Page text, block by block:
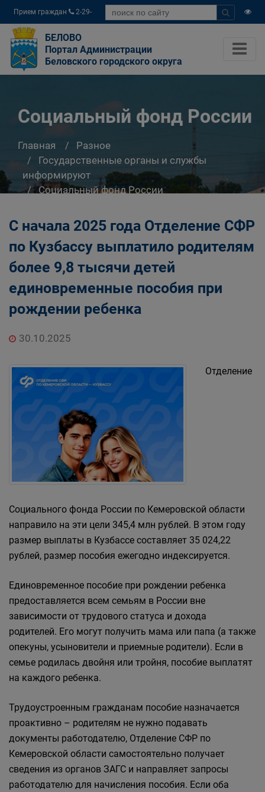
Прием граждан
2-29-
04
БЕЛОВО
Портал Администрации
Беловского городского округа
Социальный фонд России
Главная
Разное
Государственные органы и службы
информируют
Социальный фонд России
С начала 2025 года Отделение СФР
по Кузбассу выплатило родителям
более 9,8 тысячи детей
единовременные пособия при
рождении ребенка
30.10.2025
Отделение
Социального фонда России по Кемеровской области
направило на эти цели 345,4 млн рублей. В этом году
размер выплаты в Кузбассе составляет 35 024,22
рублей, размер пособия ежегодно индексируется.
Единовременное пособие при рождении ребенка
предоставляется всем семьям в России вне
зависимости от трудового статуса и дохода
родителей. Его могут получить мама или папа (а также
опекуны, усыновители и приемные родители). Если в
семье родилась двойня или тройня, пособие выплатят
на каждого ребенка.
Трудоустроенным гражданам пособие назначается
проактивно – родителям не нужно подавать
документы работодателю, Отделение СФР по
Кемеровской области самостоятельно получает
сведения из органов ЗАГС и направляет запросы
работодателю для начисления пособия. Если оба